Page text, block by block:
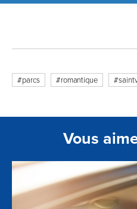
#parcs #romantique
Vous